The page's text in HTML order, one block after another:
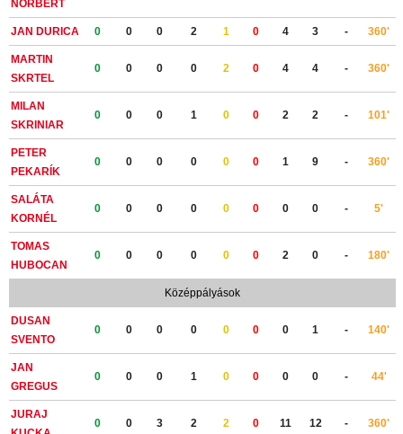
NORBERT
JAN DURICA 0 0 0 2 1 0 4 3 - 360'
MARTIN
SKRTEL
0 0 0 0 2 0 4 4 - 360'
MILAN
SKRINIAR
0 0 0 1 0 0 2 2 - 101'
PETER
PEKARÍK
0 0 0 0 0 0 1 9 - 360'
SALÁTA
KORNÉL
0 0 0 0 0 0 0 0 - 5'
TOMAS
HUBOCAN
0 0 0 0 0 0 2 0 - 180'
Középpályások
DUSAN
SVENTO
0 0 0 0 0 0 0 1 - 140'
JAN
GREGUS
0 0 0 1 0 0 0 0 - 44'
JURAJ
0 0 3 2 2 0 11 12 - 360'